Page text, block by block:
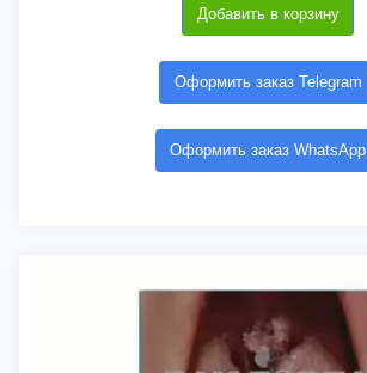
Добавить в корзину
Оформить заказ Telegram
Оформить заказ WhatsApp